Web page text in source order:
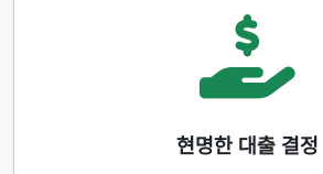
현명한 대출 결정